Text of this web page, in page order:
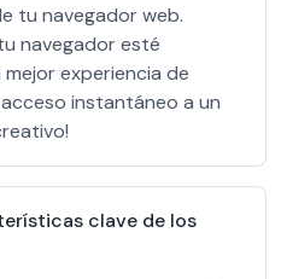
tu navegador web.
navegador esté
experiencia de
instantáneo a un
clave de los